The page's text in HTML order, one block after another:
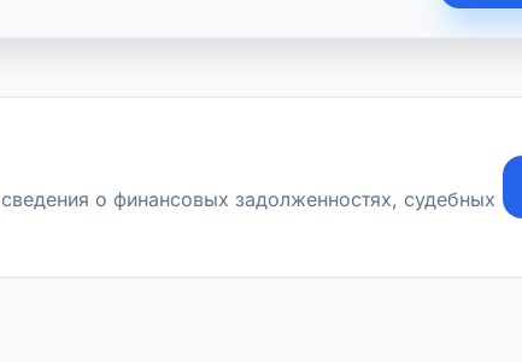
о финансовых задолженностях, судебных